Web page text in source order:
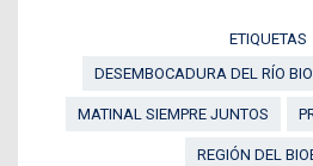
ETIQUETAS
DESEMBOCADURA DEL RÍO
MATINAL SIEMPRE JUNTOS
REGIÓN DEL